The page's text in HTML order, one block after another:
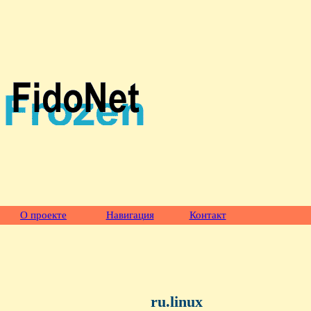
О проекте Навигация Контакт
ru.linux